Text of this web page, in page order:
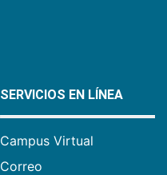
SERVICIOS EN LÍNEA
Campus Virtual
Correo